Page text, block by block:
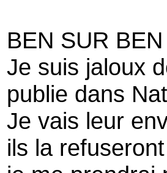
BEN SUR BEN
Je suis jaloux
publie dans
Je vais leur
ils la